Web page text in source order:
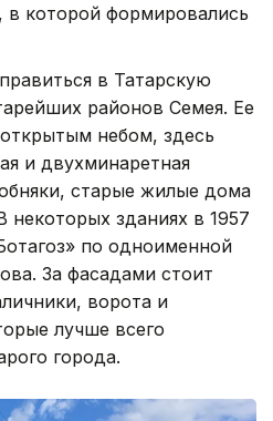
в которой формировались
в Татарскую
районов Семея. Ее
небом, здесь
и двухминаретная
старые жилые дома
зданиях в 1957
по одноименной
За фасадами стоит
ворота и
лучше всего
города.